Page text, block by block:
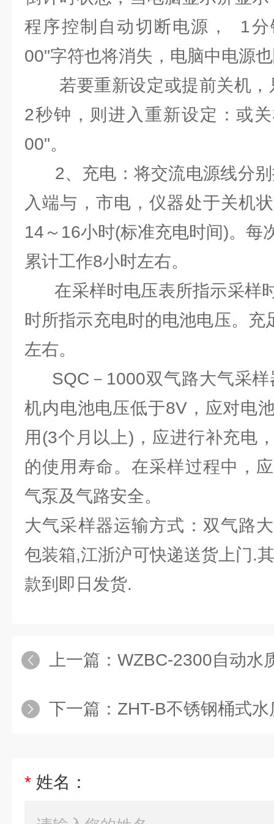
程序控制自动切断电源， 1分
00"字符也将消失，电脑中电源
若要重新设定或提前关机，
2秒钟，则进入重新设定：或
00"。
2、充电：将交流电源线分别
入端与，市电，仪器处于关机
14～16小时(标准充电时间)。每
累计工作8小时左右。
在采样时电压表所指示采样
时所指示充电时的电池电压。充
左右。
SQC－1000双气路大气采样
机内电池电压低于8V，应对电
用(3个月以上)，应进行补充电
的使用寿命。在采样过程中，
气泵及气路安全。
大气采样器运输方式：双气路
包装箱,江浙沪可快递送货上门.
款到即日发货.
上一篇： WZBC-2300自动水
下一篇： ZHT-B不锈钢桶式
* 姓名：